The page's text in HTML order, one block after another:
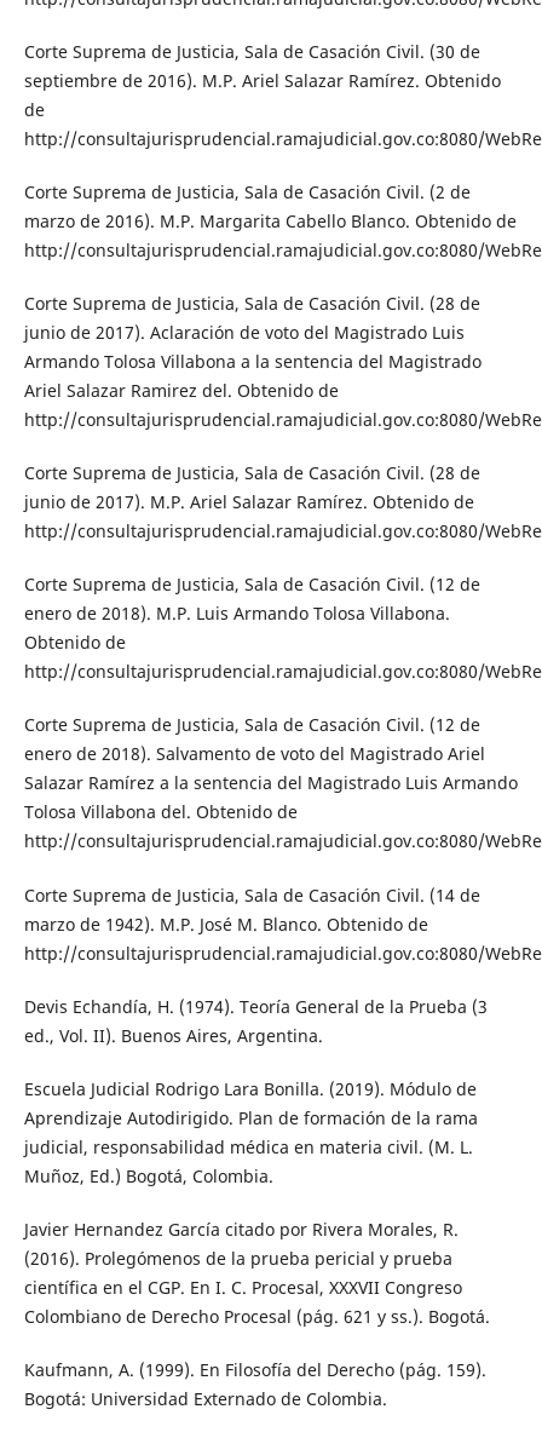
Corte Suprema de Justicia, Sala de Casación Civil. (30 de
septiembre de 2016). M.P. Ariel Salazar Ramírez. Obtenido
de
http://consultajurisprudencial.ramajudicial.gov.co:8080/
Corte Suprema de Justicia, Sala de Casación Civil. (2 de
marzo de 2016). M.P. Margarita Cabello Blanco. Obtenido de
http://consultajurisprudencial.ramajudicial.gov.co:8080/
Corte Suprema de Justicia, Sala de Casación Civil. (28 de
junio de 2017). Aclaración de voto del Magistrado Luis
Armando Tolosa Villabona a la sentencia del Magistrado
Ariel Salazar Ramirez del. Obtenido de
http://consultajurisprudencial.ramajudicial.gov.co:8080/
Corte Suprema de Justicia, Sala de Casación Civil. (28 de
junio de 2017). M.P. Ariel Salazar Ramírez. Obtenido de
http://consultajurisprudencial.ramajudicial.gov.co:8080/
Corte Suprema de Justicia, Sala de Casación Civil. (12 de
enero de 2018). M.P. Luis Armando Tolosa Villabona.
Obtenido de
http://consultajurisprudencial.ramajudicial.gov.co:8080/
Corte Suprema de Justicia, Sala de Casación Civil. (12 de
enero de 2018). Salvamento de voto del Magistrado Ariel
Salazar Ramírez a la sentencia del Magistrado Luis Armando
Tolosa Villabona del. Obtenido de
http://consultajurisprudencial.ramajudicial.gov.co:8080/
Corte Suprema de Justicia, Sala de Casación Civil. (14 de
marzo de 1942). M.P. José M. Blanco. Obtenido de
http://consultajurisprudencial.ramajudicial.gov.co:8080/
Devis Echandía, H. (1974). Teoría General de la Prueba (3
ed., Vol. II). Buenos Aires, Argentina.
Escuela Judicial Rodrigo Lara Bonilla. (2019). Módulo de
Aprendizaje Autodirigido. Plan de formación de la rama
judicial, responsabilidad médica en materia civil. (M. L.
Muñoz, Ed.) Bogotá, Colombia.
Javier Hernandez García citado por Rivera Morales, R.
(2016). Prolegómenos de la prueba pericial y prueba
científica en el CGP. En I. C. Procesal, XXXVII Congreso
Colombiano de Derecho Procesal (pág. 621 y ss.). Bogotá.
Kaufmann, A. (1999). En Filosofía del Derecho (pág. 159).
Bogotá: Universidad Externado de Colombia.